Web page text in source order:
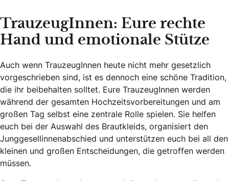
TrauzeugInnen: Eure rechte
Hand und emotionale Stütze
Auch wenn TrauzeugInnen heute nicht mehr gesetzlich
vorgeschrieben sind, ist es dennoch eine schöne Tradition,
die ihr beibehalten solltet. Eure TrauzeugInnen werden
während der gesamten Hochzeitsvorbereitungen und am
großen Tag selbst eine zentrale Rolle spielen. Sie helfen
euch bei der Auswahl des Brautkleids, organisiert den
Junggesellinnenabschied und unterstützen euch bei all den
kleinen und großen Entscheidungen, die getroffen werden
müssen.